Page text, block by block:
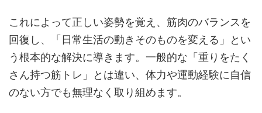
これによって正しい姿勢を覚え、筋肉のバランスを
回復し、「日常生活の動きそのものを変える」とい
う根本的な解決に導きます。一般的な「重りをたく
さん持つ筋トレ」とは違い、体力や運動経験に自信
のない方でも無理なく取り組めます。